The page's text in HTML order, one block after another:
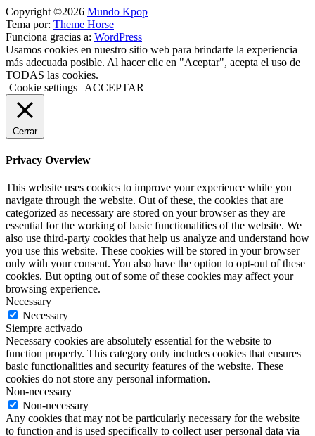
Copyright ©2026 Mundo Kpop
Tema por: Theme Horse
Funciona gracias a: WordPress
Usamos cookies en nuestro sitio web para brindarte la experiencia
más adecuada posible. Al hacer clic en "Aceptar", acepta el uso de
TODAS las cookies.
Cookie settings
ACCEPTAR
Cerrar
Privacy Overview
This website uses cookies to improve your experience while you
navigate through the website. Out of these, the cookies that are
categorized as necessary are stored on your browser as they are
essential for the working of basic functionalities of the website. We
also use third-party cookies that help us analyze and understand how
you use this website. These cookies will be stored in your browser
only with your consent. You also have the option to opt-out of these
cookies. But opting out of some of these cookies may affect your
browsing experience.
Necessary
Necessary
Siempre activado
Necessary cookies are absolutely essential for the website to
function properly. This category only includes cookies that ensures
basic functionalities and security features of the website. These
cookies do not store any personal information.
Non-necessary
Non-necessary
Any cookies that may not be particularly necessary for the website
to function and is used specifically to collect user personal data via